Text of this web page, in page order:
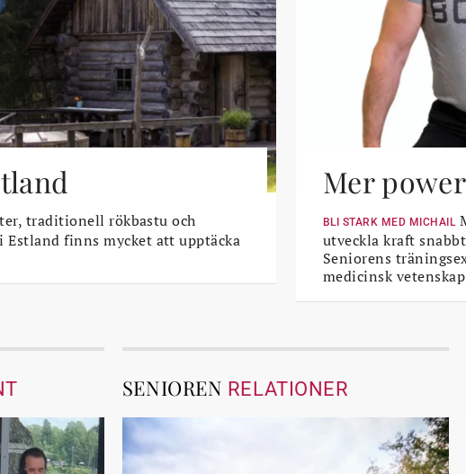
traditionell rökbastu och
Estland finns mycket att upptäcka
Mer
BLI STARK MED MICHAIL
utveckla kraft
Seniorens
medicinsk
SENIOREN RELATIONER